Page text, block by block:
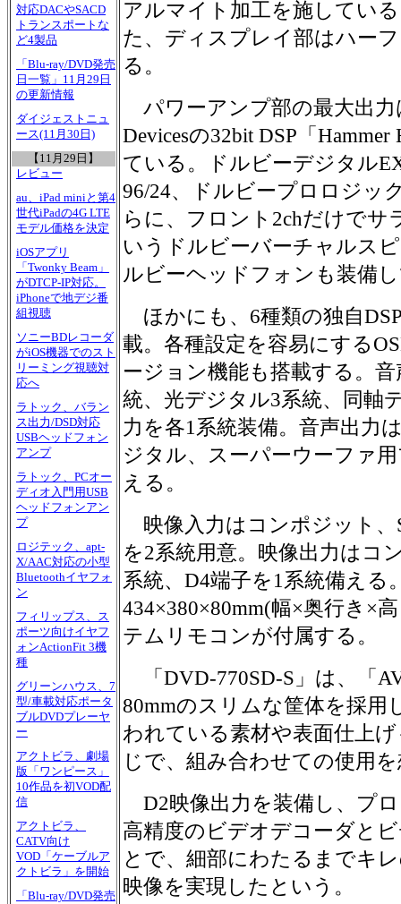
対応DACやSACD
トランスポートな
ど4製品
「Blu-ray/DVD発売
日一覧」11月29日
の更新情報
ダイジェストニュ
ース(11月30日)
【11月29日】
レビュー
au、iPad miniと第4
世代iPadの4G LTE
モデル価格を決定
iOSアプリ
「Twonky Beam」
がDTCP-IP対応。
iPhoneで地デジ番
組視聴
ソニーBDレコーダ
がiOS機器でのスト
リーミング視聴対
応へ
ラトック、バラン
ス出力/DSD対応
USBヘッドフォン
アンプ
ラトック、PCオー
ディオ入門用USB
ヘッドフォンアン
プ
ロジテック、apt-
X/AAC対応の小型
Bluetoothイヤフォ
ン
フィリップス、ス
ポーツ向けイヤフ
ォンActionFit 3機
種
グリーンハウス、7
型/車載対応ポータ
ブルDVDプレーヤ
ー
アクトビラ、劇場
版「ワンピース」
10作品を初VOD配
信
アクトビラ、
CATV向け
VOD「ケーブルア
クトビラ」を開始
「Blu-ray/DVD発売
アルマイト加工を施してい
た、ディスプレイ部はハー
る。
パワーアンプ部の最大出力
Devicesの32bit DSP「
ている。ドルビーデジタル
96/24、ドルビープロロジッ
らに、フロント2chだけでサ
いうドルビーバーチャルス
ルビーヘッドフォンも装備
ほかにも、6種類の独自
載。各種設定を容易にする
ージョン機能も搭載する。
統、光デジタル3系統、同軸
力を各1系統装備。音声出力
ジタル、スーパーウーファ
える。
映像入力はコンポジット、
を2系統用意。映像出力はコ
系統、D4端子を1系統備える
434×380×80mm(幅×奥行き×
テムリモコンが付属する。
「DVD-770SD-S」は、「
80mmのスリムな筐体を採用
われている素材や表面仕上
じで、組み合わせての使用
D2映像出力を装備し、プ
高精度のビデオデコーダと
とで、細部にわたるまでキ
映像を実現したという。